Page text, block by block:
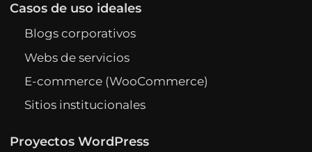
Casos de uso ideales
Blogs corporativos
Webs de servicios
E-commerce (WooCommerce)
Sitios institucionales
Proyectos WordPress